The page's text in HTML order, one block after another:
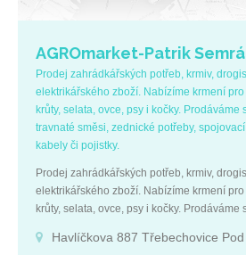
AGROmarket-Patrik
Prodej zahrádkářských potřeb, krmiv,
elektrikářského zboží. Nabízíme krmení
krůty, selata, ovce, psy i kočky. Prodáváme
travnaté směsi, zednické potřeby,
kabely či pojistky.
Prodej zahrádkářských potřeb, krmiv,
elektrikářského zboží. Nabízíme krmení
krůty, selata, ovce, psy i kočky. Prodáváme
kabely či pojistky.
Havlíčkova 887 Třebechovice